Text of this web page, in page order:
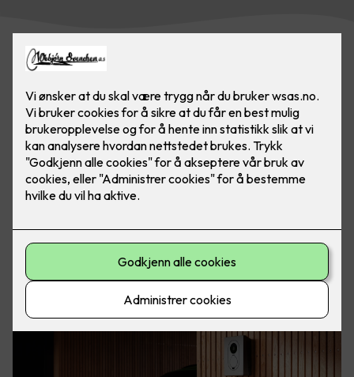
Elbil er kommet for å bli. Med elbillader hjemme har du